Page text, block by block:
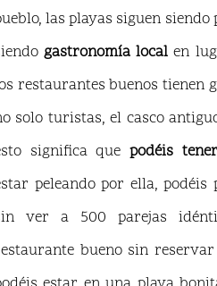
las playas siguen
gastronomía local en
restaurantes buenos tienen
solo turistas, el casco
significa quepodéis
peleando por ella,
ver a 500 parejas
bueno sin